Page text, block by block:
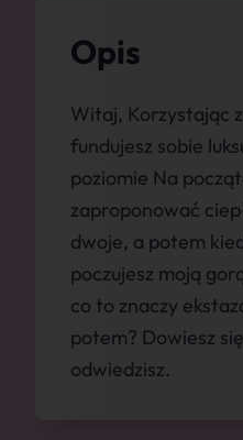
Opis
Witaj, Korzystając
fundujesz sobie
poziomie Na
zaproponować
dwoje, a potem
poczujesz moją
co to znaczy
potem? Dowiesz
odwiedzisz.